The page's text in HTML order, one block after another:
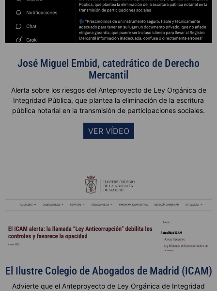
José Miguel Embid, catedrático de Derecho
Mercantil
Alerta sobre los riesgos del Anteproyecto de Ley Orgánica de
Integridad Pública, que plantea la eliminación de la escritura
pública notarial en la transmisión de participaciones sociales.
VER VÍDEO
El Ilustre Colegio de Abogados de Madrid (ICAM)
Advierte que el Anteproyecto de Ley Orgánica de Integridad